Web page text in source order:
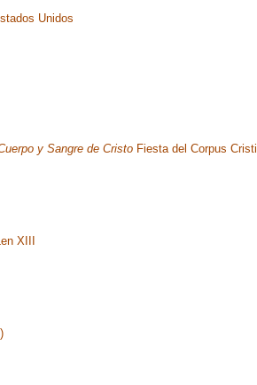
Unidos
y Sangre de Cristo Fiesta del Corpus Cristi
XIII